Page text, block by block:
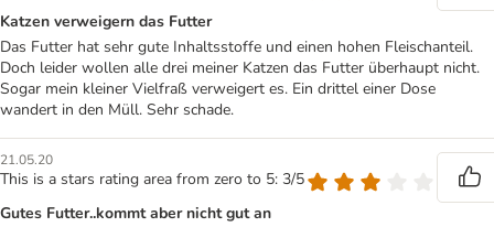
Katzen verweigern das Futter
Das Futter hat sehr gute Inhaltsstoffe und einen hohen Fleischanteil.
Doch leider wollen alle drei meiner Katzen das Futter überhaupt nicht.
Sogar mein kleiner Vielfraß verweigert es. Ein drittel einer Dose
wandert in den Müll. Sehr schade.
21.05.20
This is a stars rating area from zero to 5: 3/5
Gutes Futter..kommt aber nicht gut an